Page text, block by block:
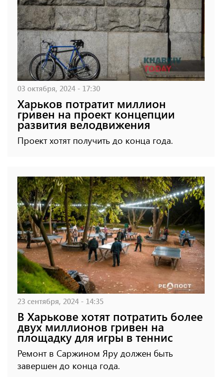
03 октября, 2024 - 17:30
Харьков потратит миллион
гривен на проект концепции
развития велодвижения
Проект хотят получить до конца года.
23 сентября, 2024 - 14:35
В Харькове хотят потратить более
двух миллионов гривен на
площадку для игры в теннис
Ремонт в Саржином Яру должен быть
завершен до конца года.